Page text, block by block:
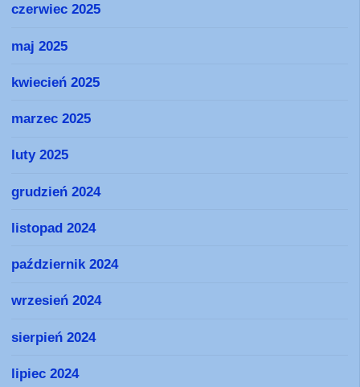
czerwiec 2025
maj 2025
kwiecień 2025
marzec 2025
luty 2025
grudzień 2024
listopad 2024
październik 2024
wrzesień 2024
sierpień 2024
lipiec 2024